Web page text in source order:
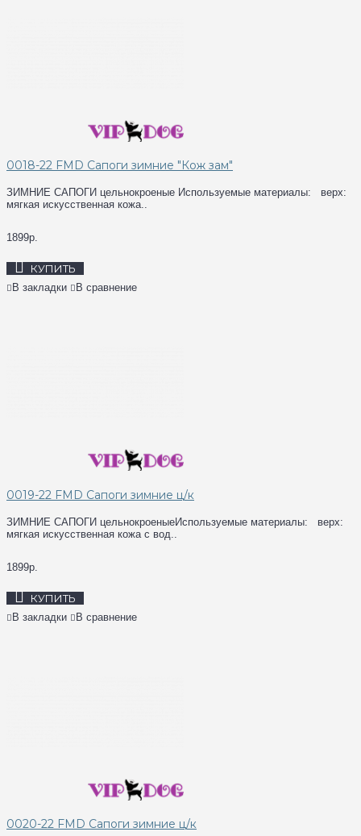
0018-22 FMD Сапоги зимние "Кож зам"
ЗИМНИЕ САПОГИ цельнокроеные Используемые материалы: верх:
мягкая искусственная кожа..
1899р.
КУПИТЬ
В закладки В сравнение
0019-22 FMD Сапоги зимние ц/к
ЗИМНИЕ САПОГИ цельнокроеныеИспользуемые материалы: верх:
мягкая искусственная кожа с вод..
1899р.
КУПИТЬ
В закладки В сравнение
0020-22 FMD Сапоги зимние ц/к